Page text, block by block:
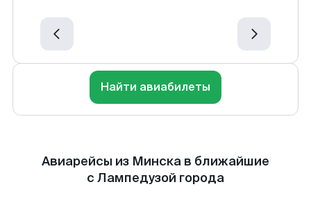
Найти авиабилеты
Авиарейсы из Минска в ближайшие
с Лампедузой города